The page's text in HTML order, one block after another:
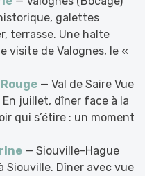
galettes
terrasse. Une halte
visite de Valognes, le «
— Val de Saire Vue
juillet, dîner face à la
qui s’étire : un moment
— Siouville-Hague
Siouville. Dîner avec vue